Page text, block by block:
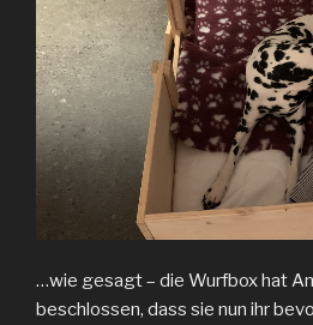
…wie gesagt – die Wurfbox hat
beschlossen, dass sie nun ihr